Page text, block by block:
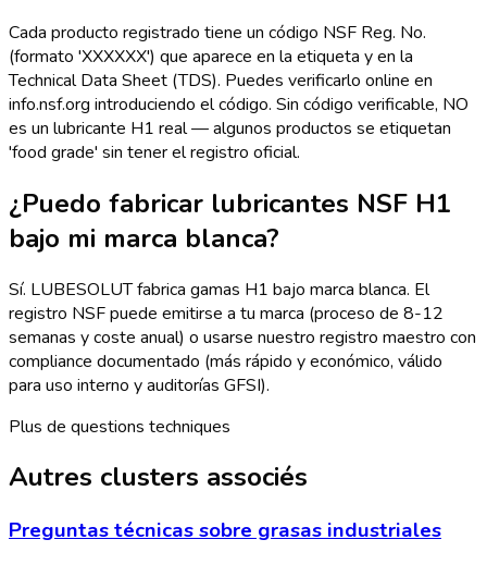
Cada producto registrado tiene un código NSF Reg. No.
(formato 'XXXXXX') que aparece en la etiqueta y en la
Technical Data Sheet (TDS). Puedes verificarlo online en
info.nsf.org introduciendo el código. Sin código verificable, NO
es un lubricante H1 real — algunos productos se etiquetan
'food grade' sin tener el registro oficial.
¿Puedo fabricar lubricantes NSF H1
bajo mi marca blanca?
Sí. LUBESOLUT fabrica gamas H1 bajo marca blanca. El
registro NSF puede emitirse a tu marca (proceso de 8-12
semanas y coste anual) o usarse nuestro registro maestro con
compliance documentado (más rápido y económico, válido
para uso interno y auditorías GFSI).
Plus de questions techniques
Autres clusters associés
Preguntas técnicas sobre grasas industriales